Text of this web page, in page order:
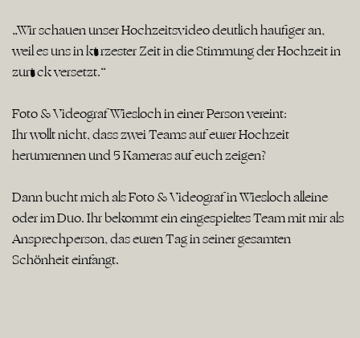
„Wir schauen unser Hochzeitsvideo deutlich häufiger an,
weil es uns in kürzester Zeit in die Stimmung der Hochzeit in
zurück versetzt.“
Foto & Videograf Wiesloch in einer Person vereint:
Ihr wollt nicht, dass zwei Teams auf eurer Hochzeit
herumrennen und 5 Kameras auf euch zeigen?
Dann bucht mich als Foto & Videograf in Wiesloch alleine
oder im Duo. Ihr bekommt ein eingespieltes Team mit mir als
Ansprechperson, das euren Tag in seiner gesamten
Schönheit einfängt.